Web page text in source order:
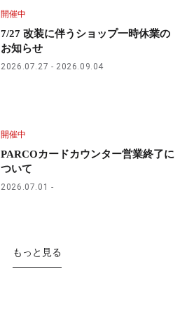
開催中
7/27 改装に伴うショップ一時休業の
お知らせ
2026.07.27 2026.09.04
開催中
PARCOカードカウンター営業終了に
ついて
2026.07.01
もっと見る